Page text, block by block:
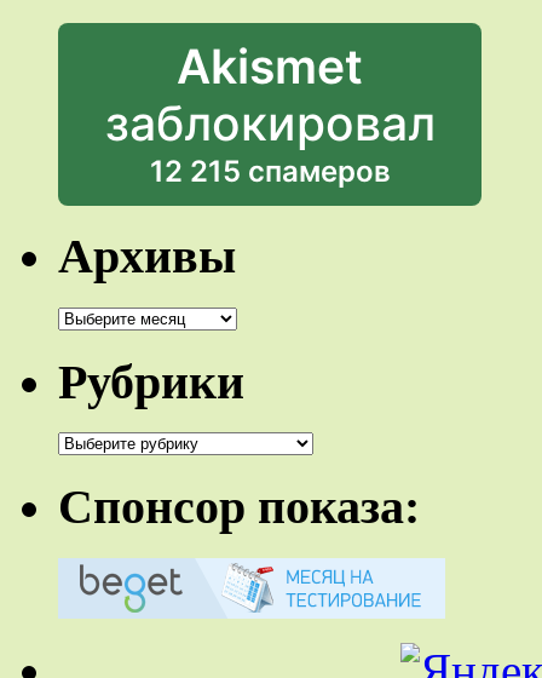
Akismet
заблокировал
12 215 спамеров
Архивы
Архивы
Рубрики
Рубрики
Спонсор показа: